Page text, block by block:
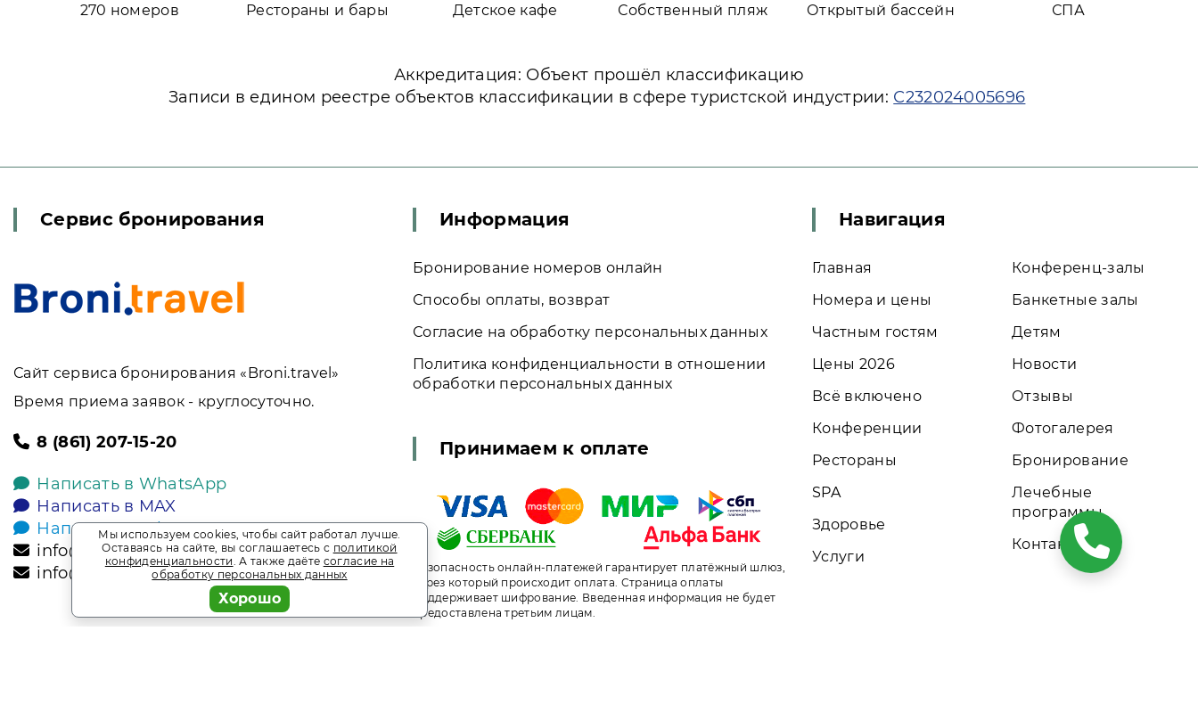
270 номеров Рестораны и бары Детское кафе Собственный пляж Открытый бассейн СПА
Аккредитация: Объект прошёл классификацию
Записи в едином реестре объектов классификации в сфере туристской индустрии: С232024005696
Сервис бронирования
Сайт сервиса бронирования «Broni.travel»
Время приема заявок - круглосуточно.
8 (861) 207-15-20
Написать в WhatsApp
Написать в MAX
Написать в Telegram
info@broni.travel
info@sochisputnik.ru
Информация
Бронирование номеров онлайн
Способы оплаты, возврат
Согласие на обработку персональных данных
Политика конфиденциальности в отношении
обработки персональных данных
Принимаем к оплате
Безопасность онлайн-платежей гарантирует платёжный шлюз,
через который происходит оплата. Страница оплаты
поддерживает шифрование. Введенная информация не будет
предоставлена третьим лицам.
Навигация
Главная
Номера и цены
Частным гостям
Цены 2026
Всё включено
Конференции
Рестораны
SPA
Здоровье
Услуги
Конференц-залы
Банкетные залы
Детям
Новости
Отзывы
Фотогалерея
Бронирование
Лечебные
программы
Контакты
Мы используем cookies, чтобы сайт работал лучше.
Оставаясь на сайте, вы соглашаетесь с политикой
конфиденциальности. А также даёте согласие на
обработку персональных данных
Хорошо